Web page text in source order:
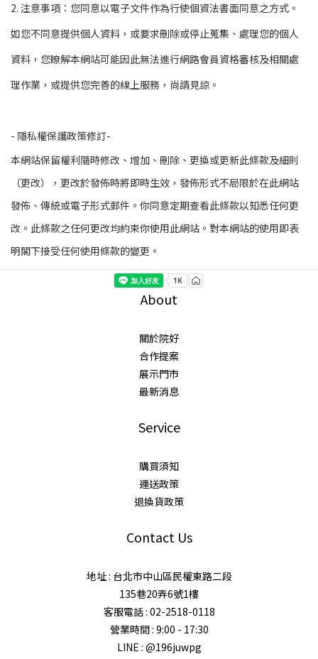
2. 注意事項：您同意以電子文件作為行使個資法書面同意之方式。
如您不同意提供個人資料，或要求刪除或停止蒐集、處理您的個人
資料，您瞭解本網站可能因此無法進行網路會員資格審核及相關處
理作業，或提供您完善的線上服務，尚請見諒。
- 隱私權保護政策修訂-
本網站保留權利隨時修改、增加、刪除、更換或更新此條款及細則
（更改），更改於發佈時將即時生效，發佈形式不局限於在此網站
發佈、傳統或電子形式郵件。你同意定期查看此條款以知悉任何更
改。此條款之任何更改均約束你使用此網站。對本網站的使用即表
明閣下接受任何使用條款的變更。
About
關於院好
合作提案
展示門市
最新消息
Service
購買須知
運送政策
退換貨政策
Contact Us
地址 : 台北市中山區民權東路二段
135巷20弄6號1樓
客服電話 : 02-2518-0118
營業時間 : 9:00 - 17:30
LINE : @196juwpg